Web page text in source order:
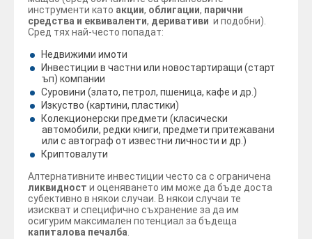
инструменти като акции, облигации, парични
средства и еквиваленти, деривативи и подобни).
Сред тях най-често попадат:
Недвижими имоти
Инвестиции в частни или новостартиращи (старт
ъп) компании
Суровини (злато, петрол, пшеница, кафе и др.)
Изкуство (картини, пластики)
Колекционерски предмети (класически
автомобили, редки книги, предмети притежавани
или с автограф от известни личности и др.)
Криптовалути
Алтернативните инвестиции често са с ограничена
ликвидност и оценяването им може да бъде доста
субективно в някои случаи. В някои случаи те
изискват и специфично съхранение за да им
осигурим максимален потенциал за бъдеща
капиталова печалба.